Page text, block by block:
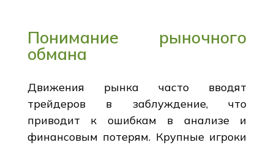
Понимание рыночного
обмана
Движения рынка часто вводят
трейдеров в заблуждение, что
приводит к ошибкам в анализе и
финансовым потерям. Крупные игроки